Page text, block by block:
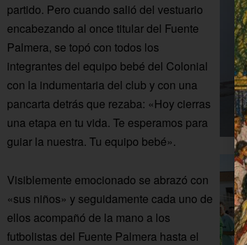
partido. Pero cuando salió del vestuario
encabezando al once titular del Fuente
Palmera, se topó con todos los
integrantes del equipo bebé del Colonial
con la indumentaria del club y con una
pancarta detrás que rezaba: «Hoy cierras
una etapa en tu vida. Te esperamos para
guiar la nuestra. Tu equipo bebé».
Visiblemente emocionado se abrazó con
«sus niños» y seguidamente cada uno de
ellos acompañó de la mano a los
futbolistas del Fuente Palmera hasta el